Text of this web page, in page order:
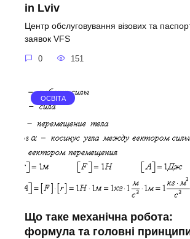
in Lviv
Центр обслуговування візових та
заявок VFS
0 151
ОСВІТА
Що таке механічна робота:
формула та головні